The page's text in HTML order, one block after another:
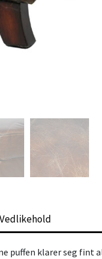
Vedlikehold
puffen klarer seg fint